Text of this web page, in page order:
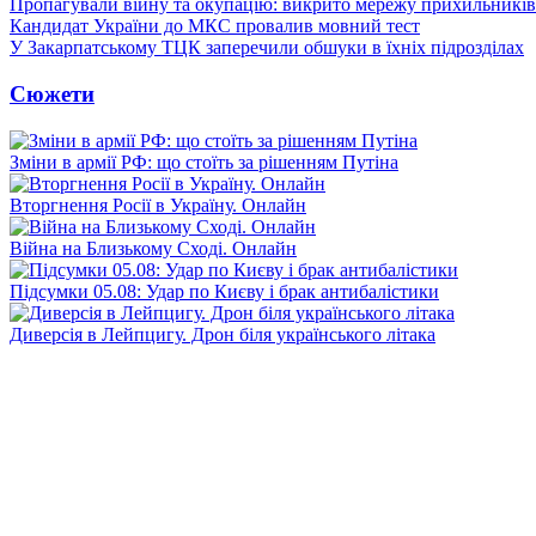
Пропагували війну та окупацію: викрито мережу
Кандидат України до МКС провалив мовний тест
У Закарпатському ТЦК заперечили обшуки в їхніх підрозділах
Сюжети
Зміни в армії РФ: що стоїть за рішенням Путіна
Вторгнення Росії в Україну. Онлайн
Війна на Близькому Сході. Онлайн
Підсумки 05.08: Удар по Києву і брак антибалістики
Диверсія в Лейпцигу. Дрон біля українського літака